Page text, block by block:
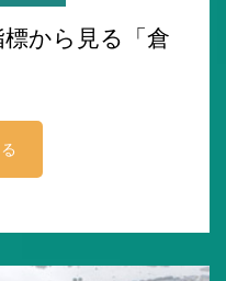
から見る「倉